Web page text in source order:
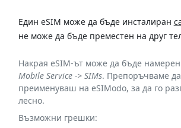
Един eSIM може да бъде инсталиран
не може да бъде преместен на друг
Накрая eSIM-ът може да бъде
Mobile Service -> SIMs. Препоръчваме
преименуваш на eSIModo, за да го
лесно.
Възможни грешки: